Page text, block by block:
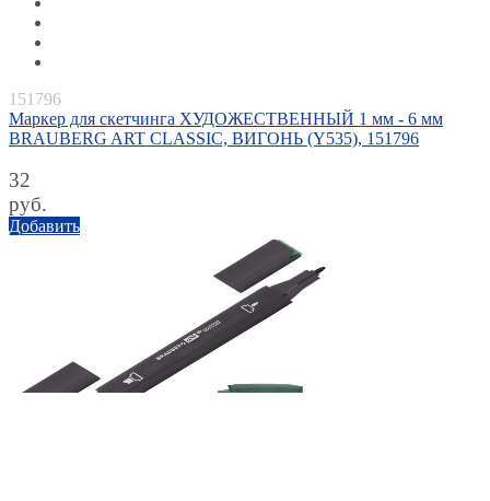
151796
Маркер для скетчинга ХУДОЖЕСТВЕННЫЙ 1 мм - 6 мм
BRAUBERG ART CLASSIC, ВИГОНЬ (Y535), 151796
32
руб.
Добавить